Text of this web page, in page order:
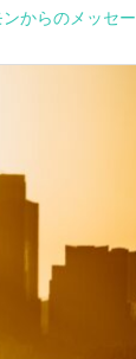
からのメッセ